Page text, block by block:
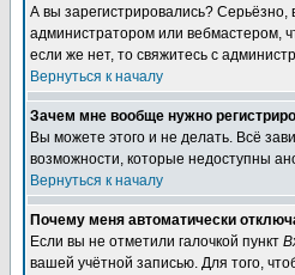
А вы зарегистрировались?
администратором или вебмастером,
если же нет, то свяжитесь с
Вернуться к началу
Зачем мне вообще нужно
Вы можете этого и не делать. Всё
возможности, которые недоступны
Вернуться к началу
Почему меня автоматически
Если вы не отметили галочкой пункт
вашей учётной записью. Для того,